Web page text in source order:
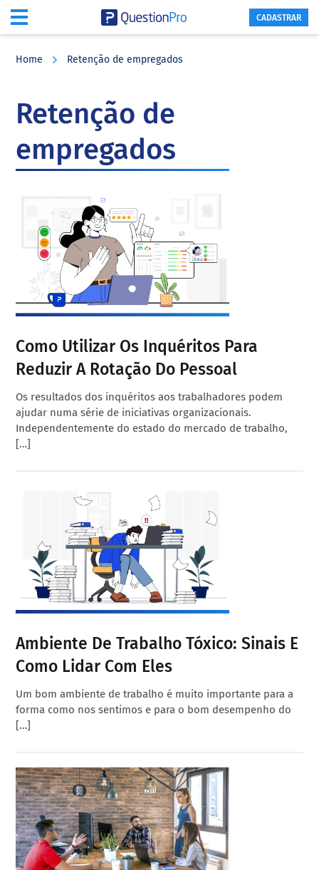
CADASTRAR
Home Retenção de empregados
Retenção de
empregados
Como Utilizar Os Inquéritos Para
Reduzir A Rotação Do Pessoal
Os resultados dos inquéritos aos trabalhadores podem
ajudar numa série de iniciativas organizacionais.
Independentemente do estado do mercado de trabalho,
[…]
Ambiente De Trabalho Tóxico: Sinais E
Como Lidar Com Eles
Um bom ambiente de trabalho é muito importante para a
forma como nos sentimos e para o bom desempenho do
[…]